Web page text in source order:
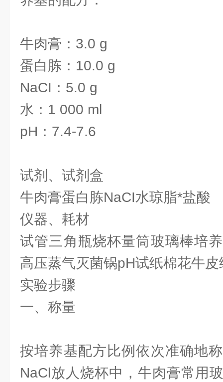
牛肉膏：3.0 g
蛋白胨：10.0 g
NaCI：5.0 g
水：1 000 ml
pH：7.4-7.6
试剂、试剂盒
牛肉膏蛋白胨NaCI水琼脂*盐酸
仪器、耗材
试管三角瓶烧杯量筒玻璃棒培
高压蒸气灭菌锅pH试纸棉花牛
实验步骤
一、称量
按培养基配方比例依次准确地
NaCl放人烧杯中，牛肉膏常用